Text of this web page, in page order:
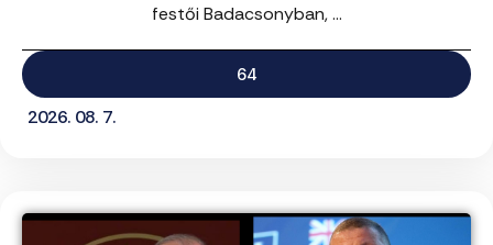
festői Badacsonyban, ...
64
2026. 08. 7.